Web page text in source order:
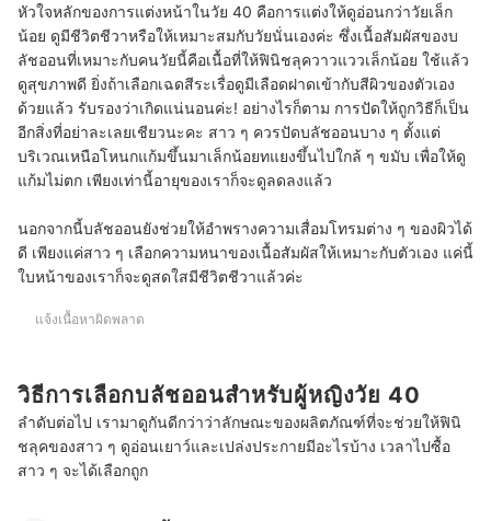
หัวใจหลักของการแต่งหน้าในวัย 40 คือการแต่งให้ดูอ่อนกว่าวัยเล็ก
น้อย ดูมีชีวิตชีวาหรือให้เหมาะสมกับวัยนั่นเองค่ะ ซึ่งเนื้อสัมผัสของบ
ลัชออนที่เหมาะกับคนวัยนี้คือเนื้อที่ให้ฟินิชลุควาวแววเล็กน้อย ใช้แล้ว
ดูสุขภาพดี ยิ่งถ้าเลือกเฉดสีระเรื่อดูมีเลือดฝาดเข้ากับสีผิวของตัวเอง
ด้วยแล้ว รับรองว่าเกิดแน่นอนค่ะ! อย่างไรก็ตาม การปัดให้ถูกวิธีก็เป็น
อีกสิ่งที่อย่าละเลยเชียวนะคะ สาว ๆ ควรปัดบลัชออนบาง ๆ ตั้งแต่
บริเวณเหนือโหนกแก้มขึ้นมาเล็กน้อยทแยงขึ้นไปใกล้ ๆ ขมับ เพื่อให้ดู
แก้มไม่ตก เพียงเท่านี้อายุของเราก็จะดูลดลงแล้ว
นอกจากนี้บลัชออนยังช่วยให้อำพรางความเสื่อมโทรมต่าง ๆ ของผิวได้
ดี เพียงแค่สาว ๆ เลือกความหนาของเนื้อสัมผัสให้เหมาะกับตัวเอง แค่นี้
ใบหน้าของเราก็จะดูสดใสมีชีวิตชีวาแล้วค่ะ
แจ้งเนื้อหาผิดพลาด
วิธีการเลือกบลัชออนสำหรับผู้หญิงวัย 40
ลำดับต่อไป เรามาดูกันดีกว่าว่าลักษณะของผลิตภัณฑ์ที่จะช่วยให้ฟินิ
ชลุคของสาว ๆ ดูอ่อนเยาว์และเปล่งประกายมีอะไรบ้าง เวลาไปซื้อ
สาว ๆ จะได้เลือกถูก